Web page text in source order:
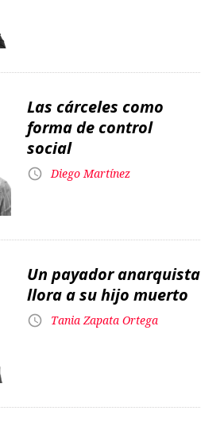
Las cárceles como
forma de control
social
Diego Martínez
Un payador anarquista
llora a su hijo muerto
Tania Zapata Ortega